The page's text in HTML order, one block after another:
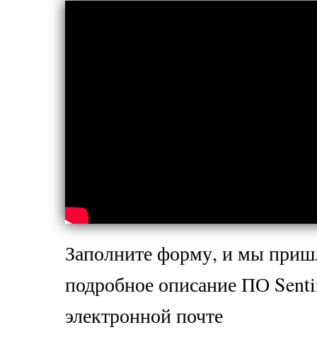
Заполните форму, и мы
подробное описание ПО
электронной почте